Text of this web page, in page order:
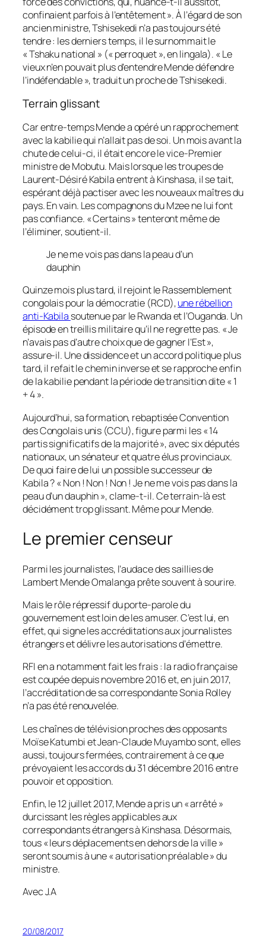
confinaient parfois à l’entêtement ». À l’égard de son
ancien ministre, Tshisekedi n’a pas toujours été
tendre : les derniers temps, il le surnommait le
« Tshaku national » (« perroquet », en lingala). « Le
vieux n’en pouvait plus d’entendre Mende défendre
l’indéfendable », traduit un proche de Tshisekedi.
Terrain glissant
Car entre-temps Mende a opéré un rapprochement
avec la kabilie qui n’allait pas de soi. Un mois avant la
chute de celui-ci, il était encore le vice-Premier
ministre de Mobutu. Mais lorsque les troupes de
Laurent-Désiré Kabila entrent à Kinshasa, il se tait,
espérant déjà pactiser avec les nouveaux maîtres du
pays. En vain. Les compagnons du Mzee ne lui font
pas confiance. « Certains » tenteront même de
l’éliminer, soutient-il.
Je ne me vois pas dans la peau d’un
dauphin
Quinze mois plus tard, il rejoint le Rassemblement
congolais pour la démocratie (RCD),une rébellion
anti-Kabila soutenue par le Rwanda et l’Ouganda. Un
épisode en treillis militaire qu’il ne regrette pas. « Je
n’avais pas d’autre choix que de gagner l’Est »,
assure-il. Une dissidence et un accord politique plus
tard, il refait le chemin inverse et se rapproche enfin
de la kabilie pendant la période de transition dite « 1
+ 4 ».
Aujourd’hui, sa formation, rebaptisée Convention
des Congolais unis (CCU), figure parmi les « 14
partis significatifs de la majorité », avec six députés
nationaux, un sénateur et quatre élus provinciaux.
De quoi faire de lui un possible successeur de
Kabila ? « Non ! Non ! Non ! Je ne me vois pas dans la
peau d’un dauphin », clame-t-il. Ce terrain-là est
décidément trop glissant. Même pour Mende.
Le premier censeur
Parmi les journalistes, l’audace des saillies de
Lambert Mende Omalanga prête souvent à sourire.
Mais le rôle répressif du porte-parole du
gouvernement est loin de les amuser. C’est lui, en
effet, qui signe les accréditations aux journalistes
étrangers et délivre les autorisations d’émettre.
RFI en a notamment fait les frais : la radio française
est coupée depuis novembre 2016 et, en juin 2017,
l’accréditation de sa correspondante Sonia Rolley
n’a pas été renouvelée.
Les chaînes de télévision proches des opposants
Moïse Katumbi et Jean-Claude Muyambo sont, elles
aussi, toujours fermées, contrairement à ce que
prévoyaient les accords du 31 décembre 2016 entre
pouvoir et opposition.
Enfin, le 12 juillet 2017, Mende a pris un « arrêté »
durcissant les règles applicables aux
correspondants étrangers à Kinshasa. Désormais,
tous « leurs déplacements en dehors de la ville »
seront soumis à une « autorisation préalable » du
ministre.
Avec J.A
20/08/2017